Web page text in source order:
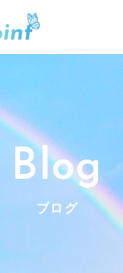
Blog
ブログ